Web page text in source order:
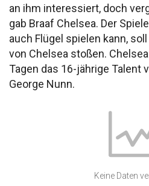
an ihm interessiert, doch
gab Braaf Chelsea. Der
auch Flügel spielen kann,
von Chelsea stoßen.
Tagen das 16-jährige Talent
George Nunn.
Keine Daten